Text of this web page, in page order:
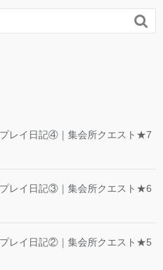

レイ日記④｜集会所クエスト★7
レイ日記③｜集会所クエスト★6
レイ日記②｜集会所クエスト★5